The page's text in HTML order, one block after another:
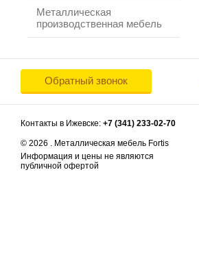
Металлическая
производственная мебель
Обратный звонок
Контакты в Ижевске: +7 (341) 233-02-70
© 2026 . Металлическая мебель Fortis
Информация и цены не являются
публичной офертой